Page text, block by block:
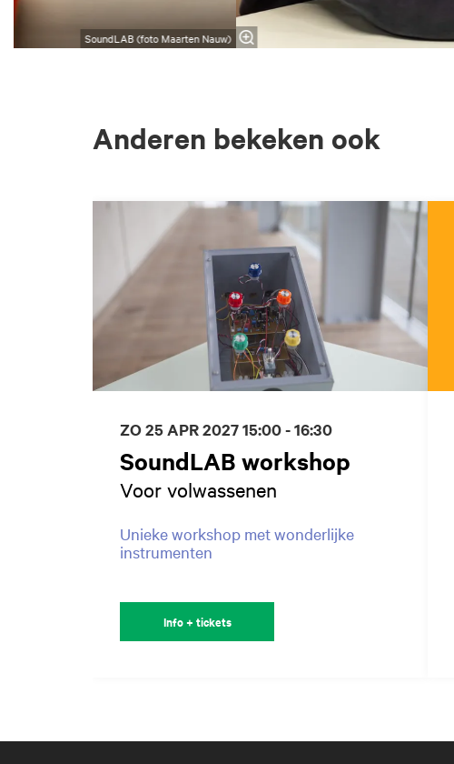
SoundLAB (foto Maarten Nauw)
Anderen bekeken ook
SoundLAB workshop
Voor volwassenen
Unieke workshop met wonderlijke
instrumenten
ZO 25 APR 202715:00 - 16:30
Info + tickets